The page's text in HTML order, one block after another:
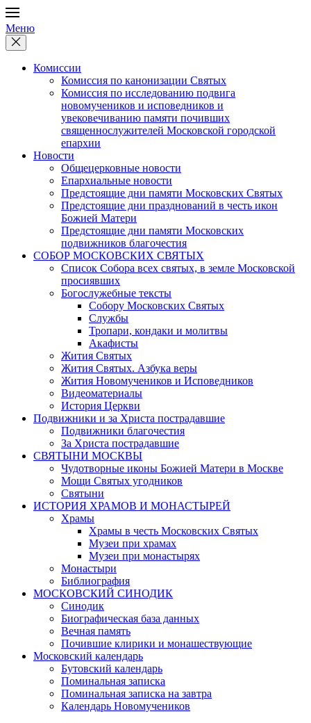
Меню
Комиссии
Комиссия по канонизации Святых
Комиссия по исследованию подвига
новомучеников и исповедников и
увековечиванию памяти почивших
священнослужителей Московской городской
епархии
Новости
Общецерковные новости
Епархиальные новости
Предстоящие дни памяти Московских Святых
Предстоящие дни празднований в честь икон
Божией Матери
Предстоящие дни памяти Московских
подвижников благочестия
СОБОР МОСКОВСКИХ СВЯТЫХ
Список Собора всех святых, в земле Московской
просиявших
Богослужебные тексты
Собору Московских Святых
Службы
Тропари, кондаки и молитвы
Акафисты
Жития Святых
Жития Святых. Азбука веры
Жития Новомучеников и Исповедников
Видеоматериалы
История Церкви
Подвижники и за Христа пострадавшие
Подвижники благочестия
За Христа пострадавшие
СВЯТЫНИ МОСКВЫ
Чудотворные иконы Божией Матери в Москве
Мощи Святых угодников
Святыни
ИСТОРИЯ ХРАМОВ И МОНАСТЫРЕЙ
Храмы
Храмы в честь Московских Святых
Музеи при храмах
Музеи при монастырях
Монастыри
Библиография
МОСКОВСКИЙ СИНОДИК
Синодик
Биографическая база данных
Вечная память
Почившие клирики и монашествующие
Московский календарь
Бутовский календарь
Поминальная записка
Поминальная записка на завтра
Календарь Новомучеников